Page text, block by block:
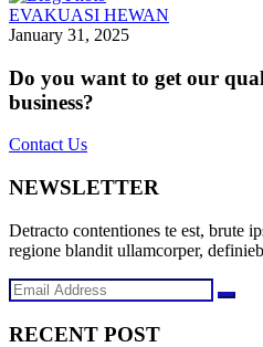
EVAKUASI HEWAN
January 31, 2025
Do you want to get our
business?
Contact Us
NEWSLETTER
Detracto contentiones te est, brute
regione blandit ullamcorper,
RECENT POST